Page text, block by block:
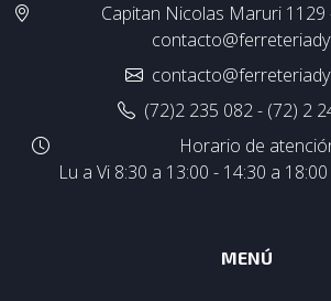
Capitan Nicolas Maruri 1129
(72)2 235 082 - (72) 2
Horario de
Lu a Vi 8:30 a 13:00 - 14:30 a
MENÚ